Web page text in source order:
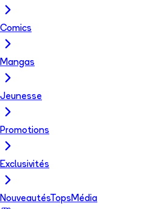
Comics
Mangas
Jeunesse
Promotions
Exclusivités
NouveautésTops Média